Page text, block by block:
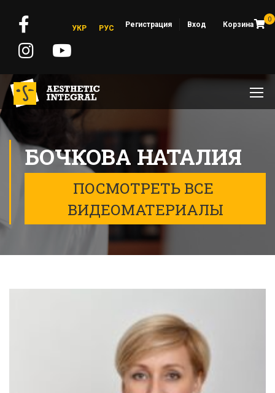
0
Регистрация Вход Корзина
УКР РУС
БОЧКОВА НАТАЛИЯ
ПОСМОТРЕТЬ ВСЕ
ВИДЕОМАТЕРИАЛЫ